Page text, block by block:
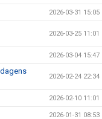
2026-03-31 15:05
2026-03-25 11:01
2026-03-04 15:47
2026-02-24 22:34
2026-02-10 11:01
2026-01-31 08:53